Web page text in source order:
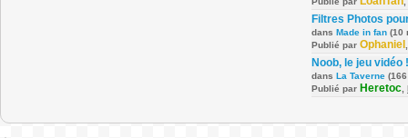
Filtres Photos
dans Made in fan (10
Publié par Ophaniel
Noob, le jeu vidéo !
dans La Taverne
Publié par Heretoc